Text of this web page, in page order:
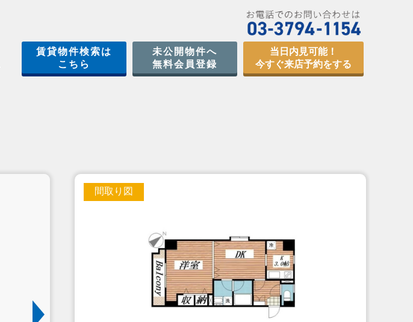
賃貸物件検索は
こちら
未公開物件へ
無料会員登録
当日内見可能！
今すぐ来店予約をする
間取り図